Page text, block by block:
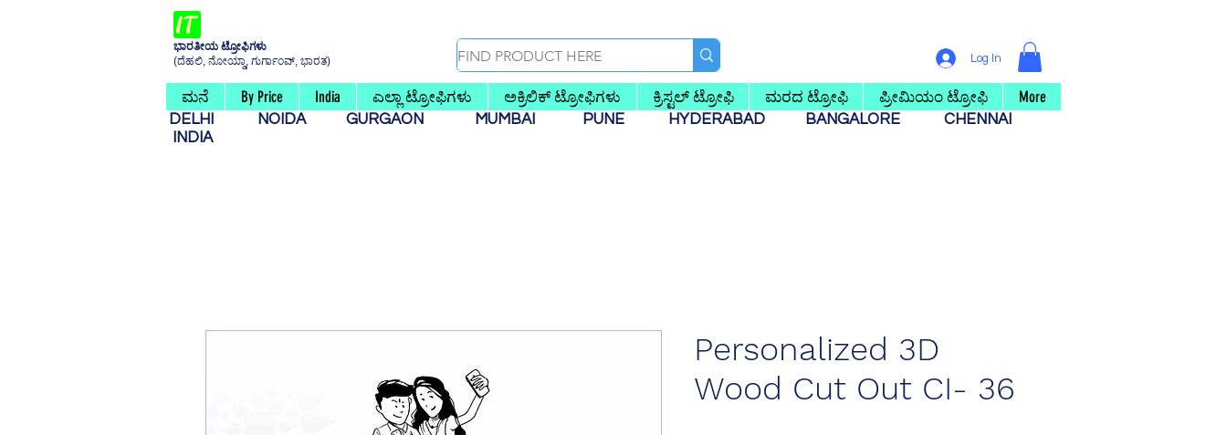
ಭಾರತೀಯ ಟ್ರೋಫಿಗಳು
(ದೆಹಲಿ, ನೋಯ್ಡಾ, ಗುರ್ಗಾಂವ್, ಭಾರತ)
Log In
ಮನೆ By Price India ಎಲ್ಲಾ ಟ್ರೋಫಿಗಳು ಅಕ್ರಿಲಿಕ್ ಟ್ರೋಫಿಗಳು ಕ್ರಿಸ್ಟಲ್ ಟ್ರೋಫಿ ಮರದ ಟ್ರೋಫಿ ಪ್ರೀಮಿಯಂ ಟ್ರೋಫಿ More
DELHI NOIDA GURGAON MUMBAI PUNE HYDERABAD BANGALORE
CHENNAI
INDIA
Personalized 3D
Wood Cut Out CI- 36